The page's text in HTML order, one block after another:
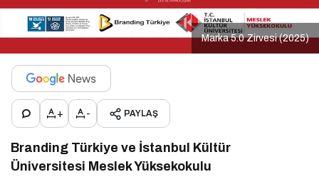
Marka 5.0 Zirvesi (2025)
+ - PAYLAŞ
Branding Türkiye ve İstanbul Kültür
Üniversitesi Meslek Yüksekokulu